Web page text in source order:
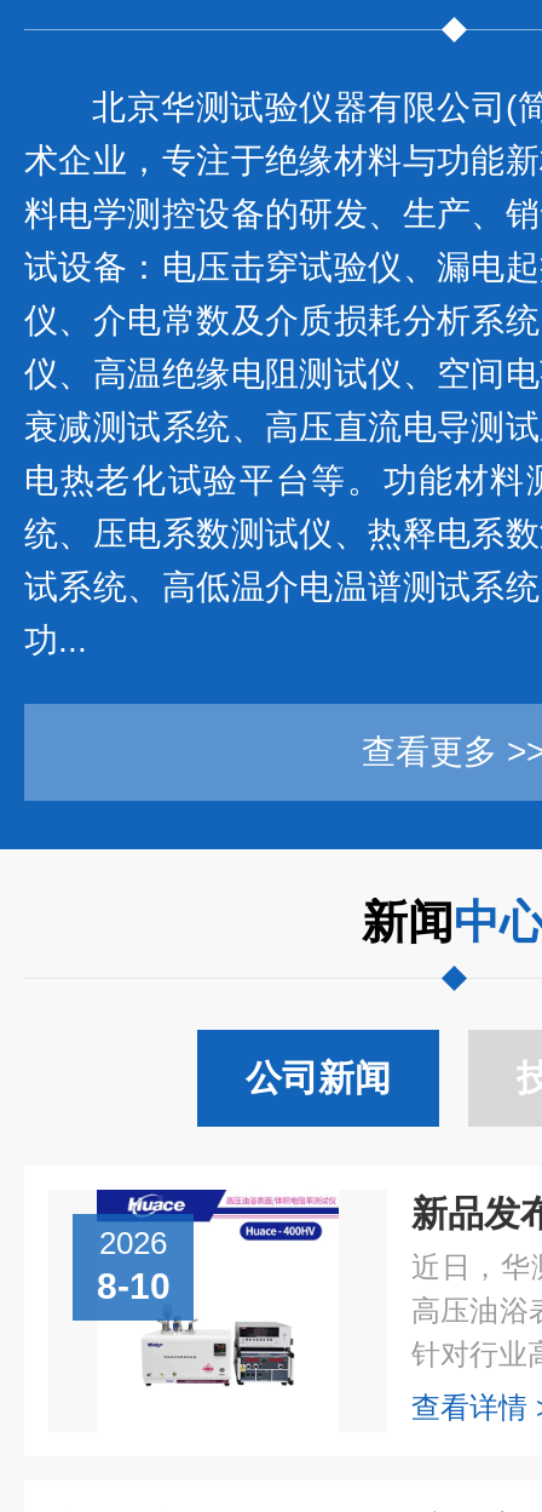
北京华测试验仪器有限公司(
术企业，专注于绝缘材料与功能
料电学测控设备的研发、生产、
试设备：电压击穿试验仪、漏电
仪、介电常数及介质损耗分析系
仪、高温绝缘电阻测试仪、空间
衰减测试系统、高压直流电导测
电热老化试验平台等。功能材料
统、压电系数测试仪、热释电系
试系统、高低温介电温谱测试系
功...
查看更多
新闻中
公司新闻
2026
8-10
近日，华
高压油浴
针对行业
查看详情